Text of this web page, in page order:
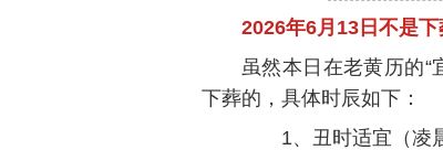
2026年6月13日不是
虽然本日在老黄历的“
下葬的，具体时辰如下：
1、丑时适宜（凌